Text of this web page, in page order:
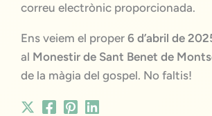
correu electrònic proporcionada.
Ens veiem el proper 6 d’abril de
al Monestir de Sant Benet de
de la màgia del gospel. No faltis!